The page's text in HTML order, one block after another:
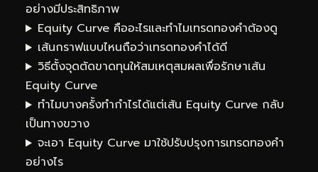
อย่างมีประสิทธิภาพ
Equity Curve คืออะไรและทำไมเทรดทองคำต้องดู
เส้นกราฟแบบไหนถือว่าเทรดทองคำได้ดี
วิธีตั้งจุดตัดขาดทุนให้สมเหตุสมผลเพื่อรักษาเส้น
Equity Curve
ทำไมบางครั้งทำกำไรได้แต่เส้น Equity Curve กลับ
เป็นทางขวาง
จะเอา Equity Curve มาใช้ปรับปรุงการเทรดทองคำ
อย่างไร